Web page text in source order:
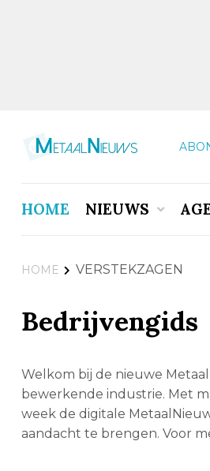
HOME NIEUWS
HOME VERSTEKZAGEN
Bedrijvengids
Welkom bij de nieuwe
bewerkende industrie. Met
week de digitale
aandacht te brengen. Voor